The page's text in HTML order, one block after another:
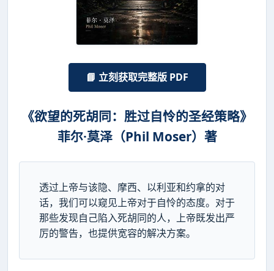
📘 立刻获取完整版 PDF
《欲望的死胡同：胜过自怜的圣经策略》
菲尔·莫泽（Phil Moser）著
透过上帝与该隐、摩西、以利亚和约拿的对
话，我们可以窥见上帝对于自怜的态度。对于
那些发现自己陷入死胡同的人，上帝既发出严
厉的警告，也提供宽容的解决方案。